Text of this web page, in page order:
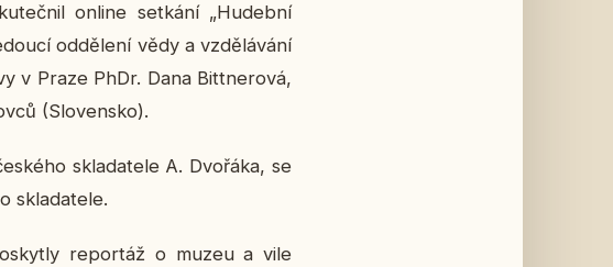
online se­tká­ní „Hu­deb­ní
od­dě­le­ní vědy a vzdě­lá­vá­ní
v Praze PhDr. Dana Bitt­ne­ro­vá,
(Slo­ven­sko).
skla­da­te­le A. Dvo­řá­ka, se
skla­da­te­le.
re­por­táž o muzeu a vile